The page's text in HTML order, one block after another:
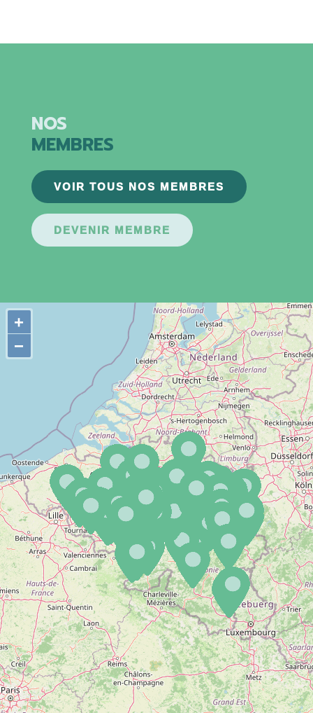
NOS
MEMBRES
VOIR TOUS NOS MEMBRES
DEVENIR MEMBRE
+
−